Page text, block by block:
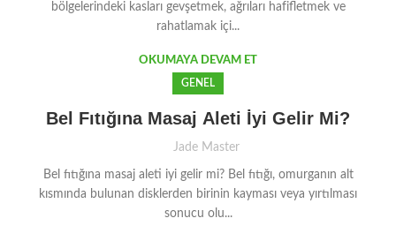
bölgelerindeki kasları gevşetmek, ağrıları hafifletmek ve
rahatlamak içi...
OKUMAYA DEVAM ET
GENEL
Bel Fıtığına Masaj Aleti İyi Gelir Mi?
Jade Master
Bel fıtığına masaj aleti iyi gelir mi? Bel fıtığı, omurganın alt
kısmında bulunan disklerden birinin kayması veya yırtılması
sonucu olu...